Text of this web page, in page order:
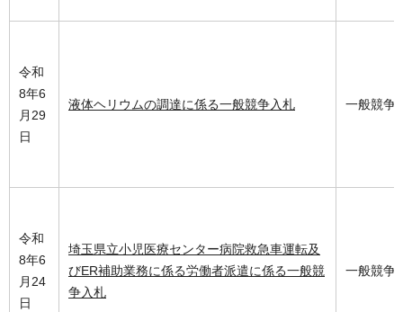
令和
8年6
月29
日
液体ヘリウムの調達に係る一般競争入札 一般競争
令和
8年6
月24
日
埼玉県立小児医療センター病院救急車運転及
びER補助業務に係る労働者派遣に係る一般競
争入札
一般競争